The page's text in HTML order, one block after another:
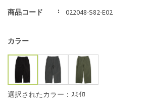
商品コード 022048-S82-E02
カラー
選択されたカラー：ｽﾐｲﾛ